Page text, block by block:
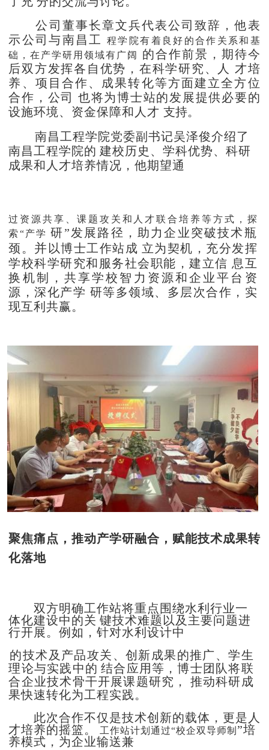
公司董事长章文兵代表公司致辞，他表
示公司与南昌工
程学院有着良好的合作关系和基
础，在产学研用领域有广阔
的合作前景，期待今
后双方发挥各自优势，在科学研究、人
才培
养、项目合作、成果转化等方面建立全方位
合作，公司
也将为博士站的发展提供必要的
设施环境、资金保障和人才 支持。
南昌工程学院党委副书记吴泽俊介绍了
南昌工程学院的 建校历史、学科优势、科研
成果和人才培养情况，他期望通
过资源共享、课题攻关和人才联合培养等方式，探
索 “产学 研”发展路径，助力企业突破技术瓶
颈。 并 以博士工作站成 立为契机，充分发挥
学校科学研究和服务社会职能，建立信 息互
换机制，共享学校智力资源和企业平台资
源，深化产学 研等多领域、多层次合作，实
现互利共赢。
聚焦痛点，推动产学研融合，赋能技术成果转
化落地
双方明确工作站将重点围绕水利行业一
体化建设中的关 键技术难题以及主要问题进
行开展。例如，针对水利设计中
的技术及产品攻关、创新成果的推广、学生
理论与实践中的 结合应用等，博士团队将联
合企业技术骨干开展课题研究，
推动科研成
果快速转化为工程实践。
此次合作不仅是技术创新的载体，更是人
才培养的摇篮。
工作站计划通过“校企双导师制”培
养模式，为企业输送兼